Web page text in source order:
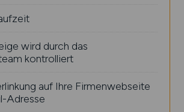
wird durch das
kontrolliert
auf Ihre Firmenwebseite
Adresse